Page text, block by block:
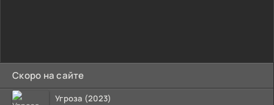
Скоро на сайте
Угроза (2023)